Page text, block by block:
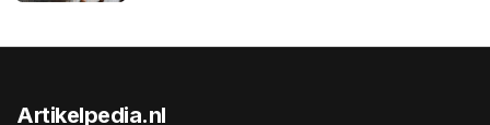
Artikelpedia.nl